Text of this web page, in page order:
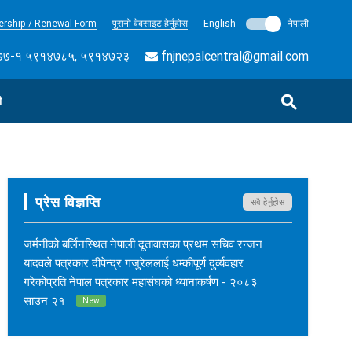
/ Renewal Form पुरानो वेबसाइट हेर्नुहोस English नेपाली
१ ५९१४७८५, ५९१४७२३ fnjnepalcentral@gmail.com
प्रेस विज्ञप्ति सबै हेर्नुहोस
जर्मनीको बर्लिनस्थित नेपाली दूतावासका प्रथम सचिव रन्जन
यादवले पत्रकार दीपेन्द्र गजुरेललाई धम्कीपूर्ण दुर्व्यवहार
गरेकोप्रति नेपाल पत्रकार महासंघको ध्यानाकर्षण - २०८३
साउन २१
New
नेपाल कर्म अनलाइनका सम्पादक सुशीलकुमार खड्काको